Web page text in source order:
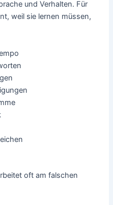
und Verhalten. Für
weil sie lernen müssen,
oft am falschen